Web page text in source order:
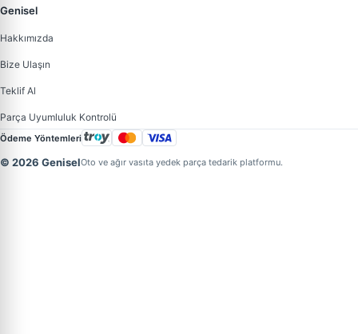
Genisel
Hakkımızda
Bize Ulaşın
Teklif Al
Parça Uyumluluk Kontrolü
Ödeme Yöntemleri
© 2026 GeniselOto ve ağır vasıta yedek parça tedarik platformu.